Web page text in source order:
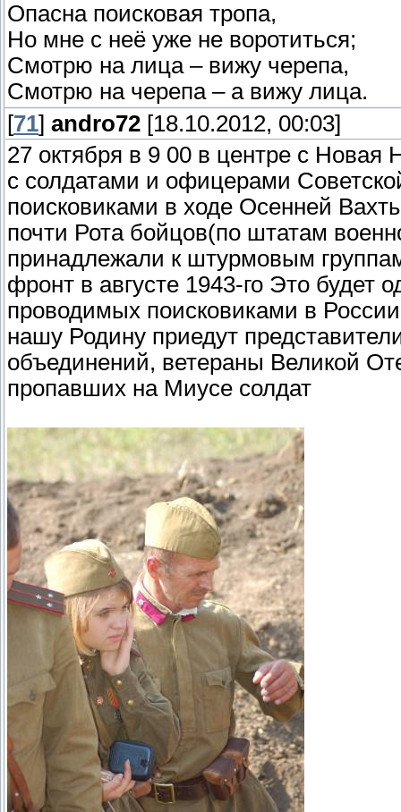
Опасна поисковая тропа,
Но мне с неё уже не воротиться;
Смотрю на лица – вижу черепа,
Смотрю на черепа – а вижу лица.
[71] andro72 [18.10.2012, 00:03]
27 октября в 9 00 в центре с
с солдатами и офицерами
поисковиками в ходе Осенней
почти Рота бойцов(по штатам
принадлежали к штурмовым
фронт в августе 1943-го Это будет
проводимых поисковиками в
нашу Родину приедут
объединений, ветераны Великой
пропавших на Миусе солдат